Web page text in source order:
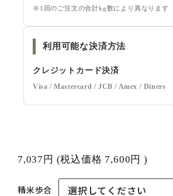
※1回のご注文の合計kg数により異なります
利用可能な決済方法
クレジットカード決済
Visa / Mastercard / JCB / Amex / Diners
7,037円 (税込価格 7,600円 )
精米歩合